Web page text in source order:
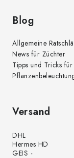
Blog
Allgemeine
News für Züchter
Tipps und Tricks
Versand
DHL
Hermes HD
GEIS -